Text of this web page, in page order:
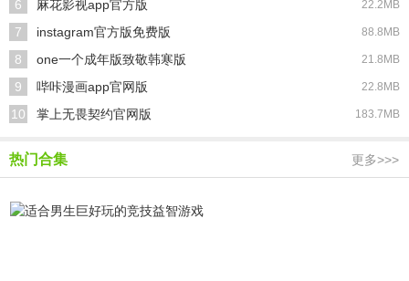
6 麻花影视app官方版 22.2MB
7 instagram官方版免费版 88.8MB
8 one一个成年版致敬韩寒版 21.8MB
9 哔咔漫画app官网版 22.8MB
10 掌上无畏契约官网版 183.7MB
热门合集 更多>>>